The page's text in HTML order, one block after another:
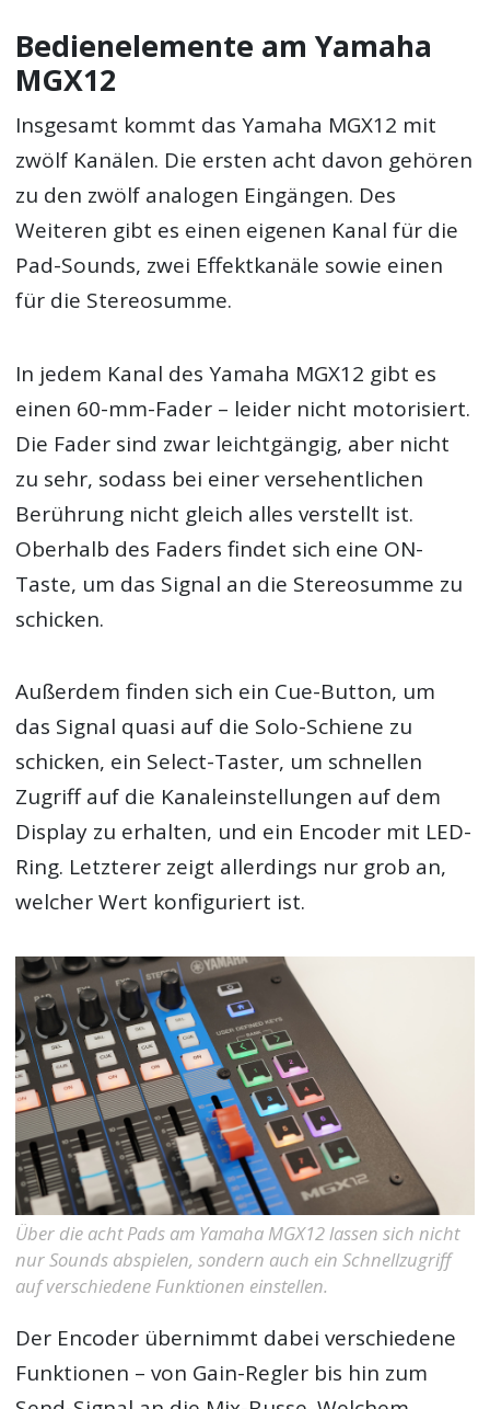
Bedienelemente am Yamaha
MGX12
Insgesamt kommt das Yamaha MGX12 mit
zwölf Kanälen. Die ersten acht davon gehören
zu den zwölf analogen Eingängen. Des
Weiteren gibt es einen eigenen Kanal für die
Pad-Sounds, zwei Effektkanäle sowie einen
für die Stereosumme.
In jedem Kanal des Yamaha MGX12 gibt es
einen 60-mm-Fader – leider nicht motorisiert.
Die Fader sind zwar leichtgängig, aber nicht
zu sehr, sodass bei einer versehentlichen
Berührung nicht gleich alles verstellt ist.
Oberhalb des Faders findet sich eine ON-
Taste, um das Signal an die Stereosumme zu
schicken.
Außerdem finden sich ein Cue-Button, um
das Signal quasi auf die Solo-Schiene zu
schicken, ein Select-Taster, um schnellen
Zugriff auf die Kanaleinstellungen auf dem
Display zu erhalten, und ein Encoder mit LED-
Ring. Letzterer zeigt allerdings nur grob an,
welcher Wert konfiguriert ist.
Über die acht Pads am Yamaha MGX12 lassen sich nicht
nur Sounds abspielen, sondern auch ein Schnellzugriff
auf verschiedene Funktionen einstellen.
Der Encoder übernimmt dabei verschiedene
Funktionen – von Gain-Regler bis hin zum